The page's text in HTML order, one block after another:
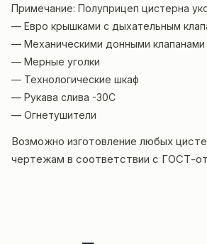
Примечание: Полуприцеп цистерна
— Евро крышками с дыхательным
— Механическими донными клапанами
— Мерные уголки
— Технологические шкаф
— Рукава слива -30С
— Огнетушители
Возможно изготовление любых
чертежам в соответствии с ГОСТ-